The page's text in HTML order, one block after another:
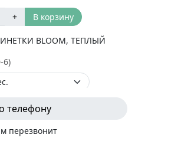
+ В корзину
BLOOM, ТЕПЛЫЙ
6)
+ В корзину
ХАКИ
телефону
перезвонит